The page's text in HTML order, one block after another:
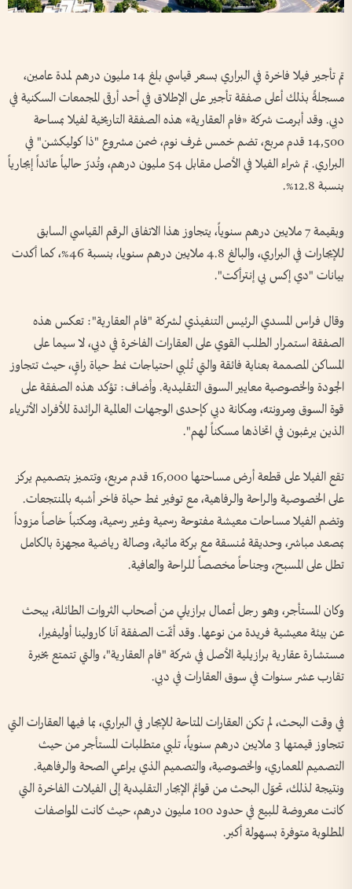
تم تأجير فيلا فاخرة في البراري بسعر قياسي بلغ 14 مليون درهم لمدة عامين،
مسجلةً بذلك أعلى صفقة تأجير على الإطلاق في أحد أرقى المجمعات السكنية في
دبي. وقد أبرمت شركة «فام العقارية» هذه الصفقة التاريخية لفيلا بمساحة
14,500 قدم مربع، تضم خمس غرف نوم، ضمن مشروع "ذا كوليكشن" في
البراري. تم شراء الفيلا في الأصل مقابل 54 مليون درهم، وتُدرّ حالياً عائداً إيجارياً
بنسبة 12.8%.
وبقيمة 7 ملايين درهم سنوياً، يتجاوز هذا الاتفاق الرقم القياسي السابق
للإيجارات في البراري، والبالغ 4.8 ملايين درهم سنويا، بنسبة 46%، كما أكدت
بيانات "دي إكس بي إنترأكت".
وقال فراس المسدي الرئيس التنفيذي لشركة "فام العقارية": تعكس هذه
الصفقة استمرار الطلب القوي على العقارات الفاخرة في دبي، لا سيما على
المساكن المصممة بعناية فائقة والتي تُلبي احتياجات نمط حياة راقٍ، حيث تتجاوز
الجودة والخصوصية معايير السوق التقليدية. وأضاف: تؤكد هذه الصفقة على
قوة السوق ومرونته، ومكانة دبي كإحدى الوجهات العالمية الرائدة للأفراد الأثرياء
الذين يرغبون في اتخاذها مسكناً لهم".
تقع الفيلا على قطعة أرض مساحتها 16,000 قدم مربع، وتتميز بتصميم يركز
على الخصوصية والراحة والرفاهية، مع توفير نمط حياة فاخر أشبه بالمنتجعات.
وتضم الفيلا مساحات معيشة مفتوحة رسمية وغير رسمية، ومكتباً خاصاً مزوداً
بمصعد مباشر، وحديقة مُنسقة مع بركة مائية، وصالة رياضية مجهزة بالكامل
تطل على المسبح، وجناحاً مخصصاً للراحة والعافية.
وكان المستأجر، وهو رجل أعمال برازيلي من أصحاب الثروات الطائلة، يبحث
عن بيئة معيشية فريدة من نوعها. وقد أتمّت الصفقة آنا كارولينا أوليفيرا،
مستشارة عقارية برازيلية الأصل في شركة "فام العقارية"، والتي تتمتع بخبرة
تقارب عشر سنوات في سوق العقارات في دبي.
في وقت البحث، لم تكن العقارات المتاحة للإيجار في البراري، بما فيها العقارات التي
تتجاوز قيمتها 3 ملايين درهم سنوياً، تلبي متطلبات المستأجر من حيث
التصميم المعماري، والخصوصية، والتصميم الذي يراعي الصحة والرفاهية.
ونتيجة لذلك، تحوّل البحث من قوائم الإيجار التقليدية إلى الفيلات الفاخرة التي
كانت معروضة للبيع في حدود 100 مليون درهم، حيث كانت المواصفات
المطلوبة متوفرة بسهولة أكبر.